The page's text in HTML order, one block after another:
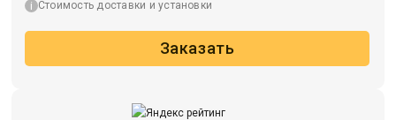
Стоимость доставки и установки
Заказать